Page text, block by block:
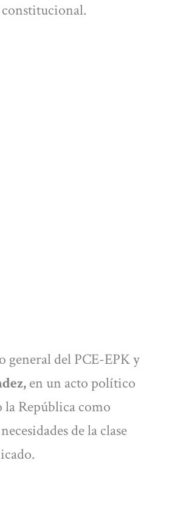
general del PCE-EPK y
en un acto político
República como
de la clase